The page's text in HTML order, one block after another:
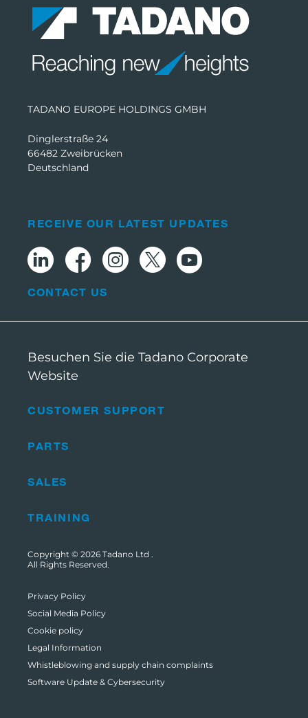
TADANO EUROPE HOLDINGS GMBH
Dinglerstraße 24
66482 Zweibrücken
Deutschland
CUSTOMER SUPPORT
PARTS
SALES
TRAINING
RECEIVE OUR LATEST UPDATES
CONTACT US
Besuchen Sie die Tadano Corporate
Website
Copyright © 2026 Tadano Ltd .
All Rights Reserved.
Privacy Policy
Social Media Policy
Cookie policy
Legal Information
Whistleblowing and supply chain complaints
Software Update & Cybersecurity